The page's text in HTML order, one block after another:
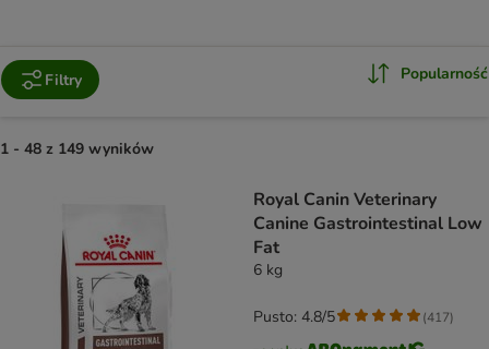
Filtry Popularność
1 - 48 z 149 wyników
Royal Canin Veterinary
Canine Gastrointestinal Low
Fat
6 kg
Pusto: 4.8/5 (417)